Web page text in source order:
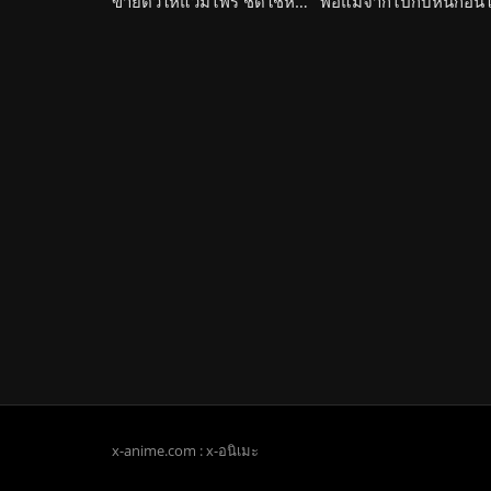
x-anime.com : x-อนิเมะ